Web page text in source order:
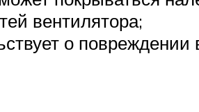
вентилятора;
о повреждении